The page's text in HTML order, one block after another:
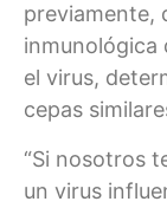
previamente,
inmunológica
el virus,
cepas
“Si nosotros
un virus